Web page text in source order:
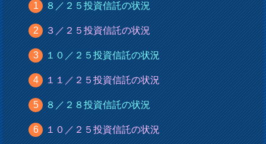
８／２５投資信託の状況
３／２５投資信託の状況
１０／２５投資信託の状況
１１／２５投資信託の状況
８／２８投資信託の状況
１０／２５投資信託の状況